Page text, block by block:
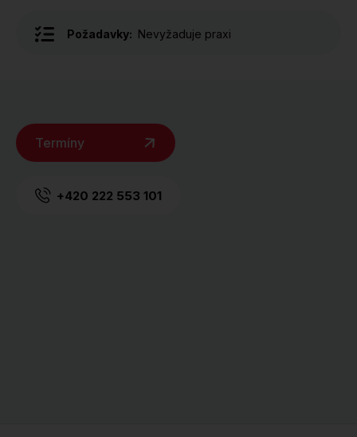
Požadavky: Nevyžaduje praxi
Termíny
+420 222 553 101